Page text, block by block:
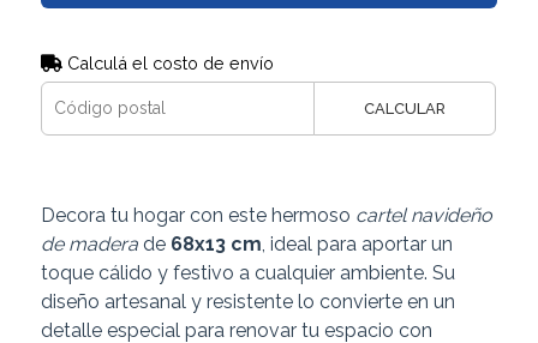
Calculá el costo de envío
CALCULAR
Decora tu hogar con este hermoso cartel navideño
de maderade 68x13 cm , ideal para aportar un
toque cálido y festivo a cualquier ambiente. Su
diseño artesanal y resistente lo convierte en un
detalle especial para renovar tu espacio con